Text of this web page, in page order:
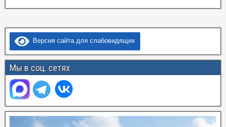
Версия сайта для слабовидящих
Мы в соц. сетях